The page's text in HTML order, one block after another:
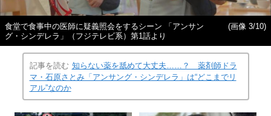
食堂で食事中の医師に疑義照会をするシーン 「アンサン
グ・シンデレラ」（フジテレビ系）第1話より
(画像 3/10)
記事を読む 知らない薬を舐めて大丈夫……？ 薬剤師ドラ
マ・石原さとみ「アンサング・シンデレラ」は“どこまでリ
アル”なのか